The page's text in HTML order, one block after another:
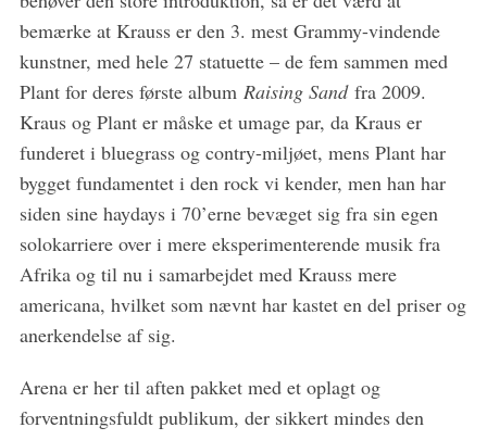
bemærke at Krauss er den 3. mest Grammy-vindende
kunstner, med hele 27 statuette – de fem sammen med
Plant for deres første album Raising Sandfra 2009.
Kraus og Plant er måske et umage par, da Kraus er
funderet i bluegrass og contry-miljøet, mens Plant har
bygget fundamentet i den rock vi kender, men han har
siden sine haydays i 70’erne bevæget sig fra sin egen
solokarriere over i mere eksperimenterende musik fra
Afrika og til nu i samarbejdet med Krauss mere
americana, hvilket som nævnt har kastet en del priser og
anerkendelse af sig.
Arena er her til aften pakket med et oplagt og
forventningsfuldt publikum, der sikkert mindes den